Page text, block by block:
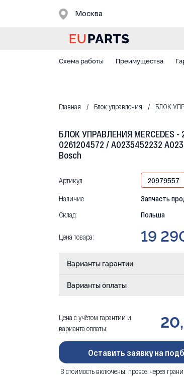
Москва
Схема работы Преимущества
Главная Блок управления БЛОК
БЛОК УПРАВЛЕНИЯ MERCEDES -
0261204572 / A0235452232
Bosch
Артикул
20979557
Наличие
Запчасть
Склад:
Польша
Цена товара: 19
Варианты гарантии
Варианты оплаты
Цена с учётом гарантии и
варианта оплаты:
Оставить заявку на
В стоимость включены: провоз через